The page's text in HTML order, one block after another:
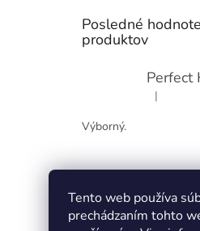
Tento web používa
prechádzaním tohto
Posledné
produktov
|
Výborný.